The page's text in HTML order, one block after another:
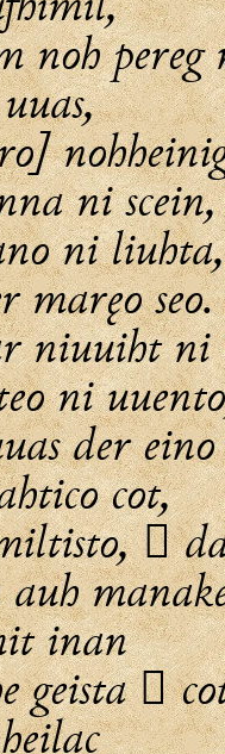
noh pereg
uuas,
ni scein,
ni liuhta,
maręo seo.
niuuiht ni
ni
der eino
cot,

inan
geista 
heilac